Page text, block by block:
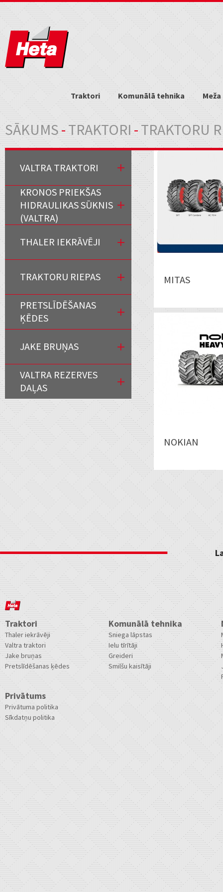
Traktori Komunālā tehnika
Jūs atrodaties šeit
SĀKUMS-TRAKTORI -TRAKTORU
MITAS
NOKIAN
VALTRA TRAKTORI
KRONOS PRIEKŠAS
HIDRAULIKAS SŪKNIS
(VALTRA)
THALER IEKRĀVĒJI
TRAKTORU RIEPAS
PRETSLĪDĒŠANAS
ĶĒDES
JAKE BRUŅAS
VALTRA REZERVES
DAĻAS
Traktori
Thaler iekrāvēji
Valtra traktori
Jake bruņas
Pretslīdēšanas ķēdes
Komunālā tehnika
Sniega lāpstas
Ielu tīrītāji
Greideri
Smilšu kaisītāji
Privātums
Privātuma politika
Sīkdatņu politika